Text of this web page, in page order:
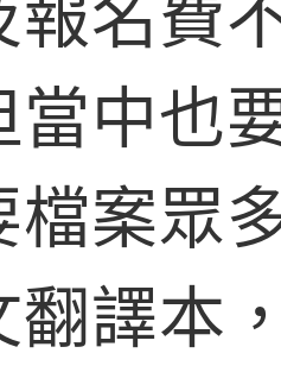
報名費
當中也
檔案眾
翻譯本